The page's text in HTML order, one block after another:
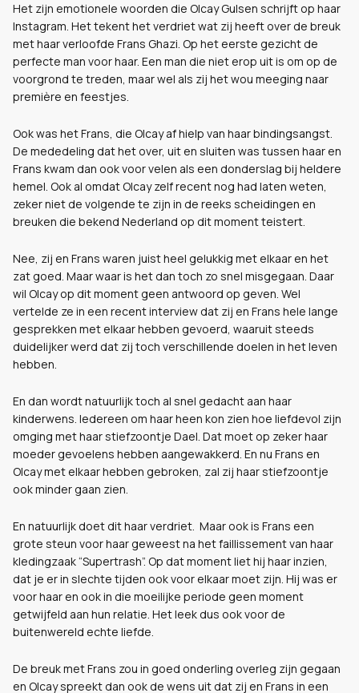
Het zijn emotionele woorden die Olcay Gulsen schrijft op haar
Instagram. Het tekent het verdriet wat zij heeft over de breuk
met haar verloofde Frans Ghazi. Op het eerste gezicht de
perfecte man voor haar. Een man die niet erop uit is om op de
voorgrond te treden, maar wel als zij het wou meeging naar
première en feestjes.
Ook was het Frans, die Olcay af hielp van haar bindingsangst.
De mededeling dat het over, uit en sluiten was tussen haar en
Frans kwam dan ook voor velen als een donderslag bij heldere
hemel. Ook al omdat Olcay zelf recent nog had laten weten,
zeker niet de volgende te zijn in de reeks scheidingen en
breuken die bekend Nederland op dit moment teistert.
Nee, zij en Frans waren juist heel gelukkig met elkaar en het
zat goed. Maar waar is het dan toch zo snel misgegaan. Daar
wil Olcay op dit moment geen antwoord op geven. Wel
vertelde ze in een recent interview dat zij en Frans hele lange
gesprekken met elkaar hebben gevoerd, waaruit steeds
duidelijker werd dat zij toch verschillende doelen in het leven
hebben.
En dan wordt natuurlijk toch al snel gedacht aan haar
kinderwens. Iedereen om haar heen kon zien hoe liefdevol zijn
omging met haar stiefzoontje Dael. Dat moet op zeker haar
moeder gevoelens hebben aangewakkerd. En nu Frans en
Olcay met elkaar hebben gebroken, zal zij haar stiefzoontje
ook minder gaan zien.
En natuurlijk doet dit haar verdriet. Maar ook is Frans een
grote steun voor haar geweest na het faillissement van haar
kledingzaak “Supertrash”. Op dat moment liet hij haar inzien,
dat je er in slechte tijden ook voor elkaar moet zijn. Hij was er
voor haar en ook in die moeilijke periode geen moment
getwijfeld aan hun relatie. Het leek dus ook voor de
buitenwereld echte liefde.
De breuk met Frans zou in goed onderling overleg zijn gegaan
en Olcay spreekt dan ook de wens uit dat zij en Frans in een